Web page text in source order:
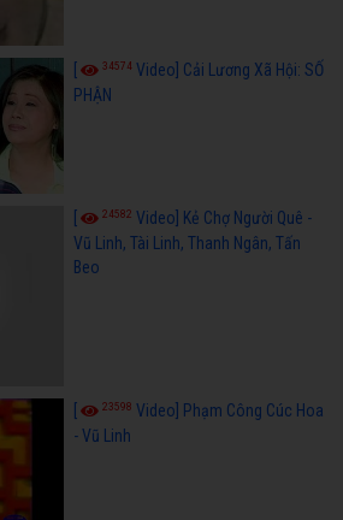
34574 Video] Cải Lương Xã Hội: SỐ
PHẬN
24582 Video] Kẻ Chợ Người Quê -
Vũ Linh, Tài Linh, Thanh Ngân, Tấn
Beo
23598 Video] Phạm Công Cúc Hoa
- Vũ Linh